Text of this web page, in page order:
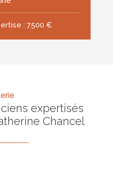
: 7500 €
expertisés
Chancel